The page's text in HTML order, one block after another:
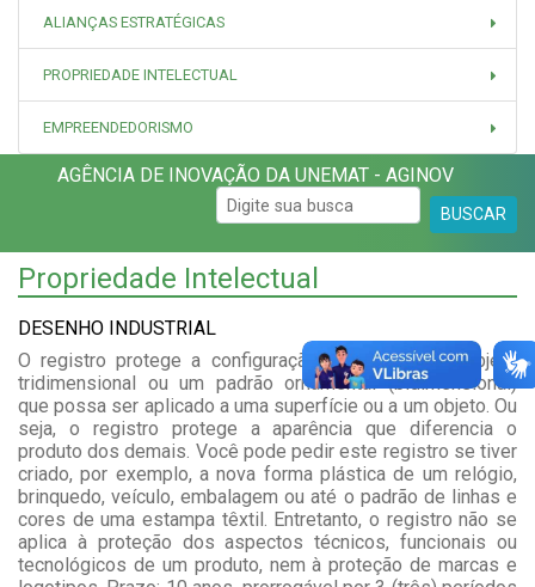
ALIANÇAS ESTRATÉGICAS
PROPRIEDADE INTELECTUAL
EMPREENDEDORISMO
AGÊNCIA DE INOVAÇÃO DA UNEMAT - AGINOV
BUSCAR
Propriedade Intelectual
DESENHO INDUSTRIAL
O registro protege a configuração externa de um objeto
tridimensional ou um padrão ornamental (bidimensional)
que possa ser aplicado a uma superfície ou a um objeto. Ou
seja, o registro protege a aparência que diferencia o
produto dos demais. Você pode pedir este registro se tiver
criado, por exemplo, a nova forma plástica de um relógio,
brinquedo, veículo, embalagem ou até o padrão de linhas e
cores de uma estampa têxtil. Entretanto, o registro não se
aplica à proteção dos aspectos técnicos, funcionais ou
tecnológicos de um produto, nem à proteção de marcas e